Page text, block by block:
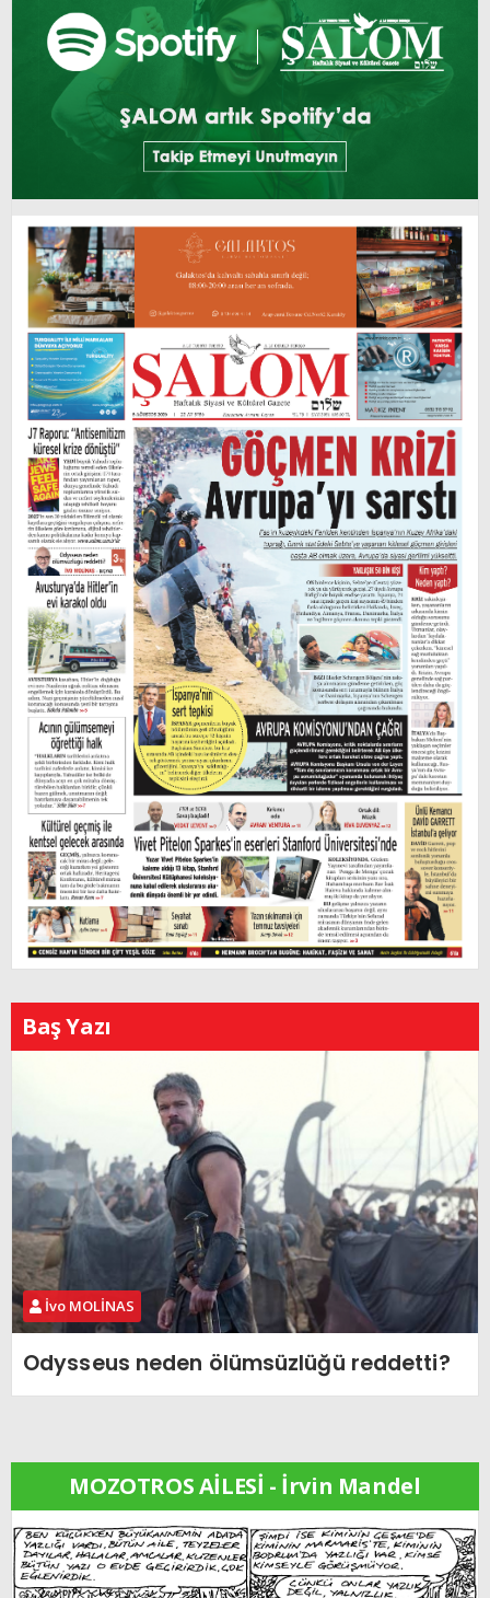
Baş Yazı
İvo MOLİNAS
Odysseus neden ölümsüzlüğü reddetti?
MOZOTROS AİLESİ - İrvin Mandel